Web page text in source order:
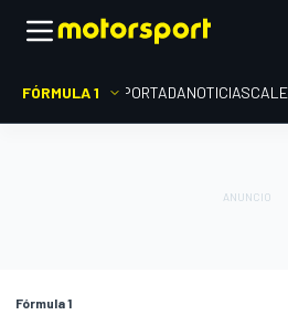
FÓRMULA 1 PORTADANOTICIAS
Fórmula 1